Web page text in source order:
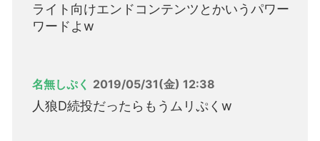
ライト向けエンドコンテンツとかいうパワー
ワードよw
名無しぷく 2019/05/31(金) 12:38
人狼D続投だったらもうムリぷくw